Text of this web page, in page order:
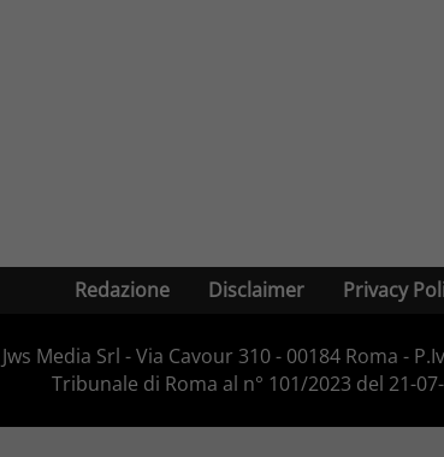
Redazione Disclaimer Privacy
Media Srl - Via Cavour 310 - 00184 Roma -
Tribunale di Roma al n° 101/2023 del 21-